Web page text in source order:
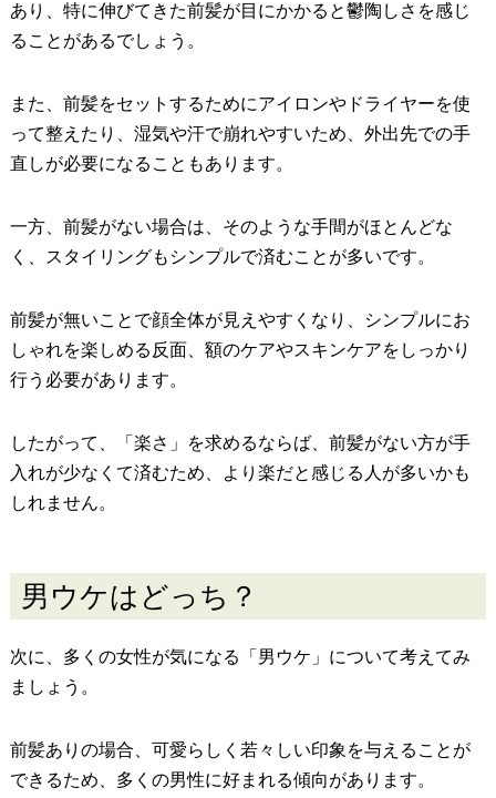
あり、特に伸びてきた前髪が目にかかると鬱陶しさを感じ
ることがあるでしょう。
また、前髪をセットするためにアイロンやドライヤーを使
って整えたり、湿気や汗で崩れやすいため、外出先での手
直しが必要になることもあります。
一方、前髪がない場合は、そのような手間がほとんどな
く、スタイリングもシンプルで済むことが多いです。
前髪が無いことで顔全体が見えやすくなり、シンプルにお
しゃれを楽しめる反面、額のケアやスキンケアをしっかり
行う必要があります。
したがって、「楽さ」を求めるならば、前髪がない方が手
入れが少なくて済むため、より楽だと感じる人が多いかも
しれません。
男ウケはどっち？
次に、多くの女性が気になる「男ウケ」について考えてみ
ましょう。
前髪ありの場合、可愛らしく若々しい印象を与えることが
できるため、多くの男性に好まれる傾向があります。